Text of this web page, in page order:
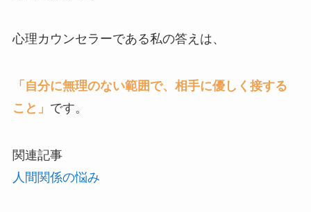
心理カウンセラーである私の答えは、
「自分に無理のない範囲で、相手に優しく接する
こと」 です。
関連記事
人間関係の悩み